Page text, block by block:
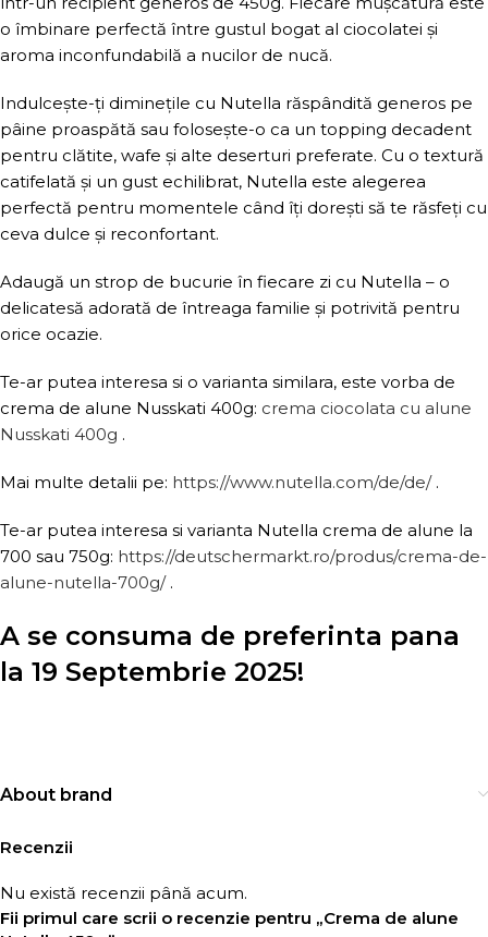
o îmbinare perfectă între gustul bogat al ciocolatei și
aroma inconfundabilă a nucilor de nucă.
Indulcește-ți diminețile cu Nutella răspândită generos pe
pâine proaspătă sau folosește-o ca un topping decadent
pentru clătite, wafe și alte deserturi preferate. Cu o textură
catifelată și un gust echilibrat, Nutella este alegerea
perfectă pentru momentele când îți dorești să te răsfeți cu
ceva dulce și reconfortant.
Adaugă un strop de bucurie în fiecare zi cu Nutella – o
delicatesă adorată de întreaga familie și potrivită pentru
orice ocazie.
Te-ar putea interesa si o varianta similara, este vorba de
crema de alune Nusskati 400g: crema ciocolata cu alune
Nusskati 400g .
Mai multe detalii pe: https://www.nutella.com/de/de/.
Te-ar putea interesa si varianta Nutella crema de alune la
700 sau 750g: https://deutschermarkt.ro/produs/crema-de-
alune-nutella-700g/.
A se consuma de preferinta pana
la 19 Septembrie 2025!
About brand
Recenzii
Nu există recenzii până acum.
Fii primul care scrii o recenzie pentru „Crema de alune